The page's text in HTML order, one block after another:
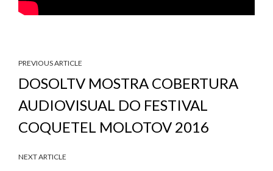
PREVIOUS ARTICLE
DOSOLTV MOSTRA COBERTURA
AUDIOVISUAL DO FESTIVAL
COQUETEL MOLOTOV 2016
NEXT ARTICLE